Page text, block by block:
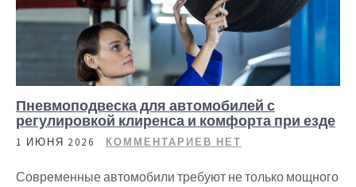
Пневмоподвеска для автомобилей с
регулировкой клиренса и комфорта при езде
1 ИЮНЯ 2026 КОММЕНТАРИЕВ НЕТ
Современные автомобили требуют не только мощного